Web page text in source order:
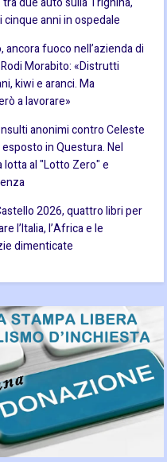
cinque anni in ospedale
ancora fuoco nell’azienda di
Morabito: «Distrutti
kiwi e aranci. Ma
a lavorare»
anonimi contro Celeste
esposto in Questura. Nel
lotta al "Lotto Zero" e
2026, quattro libri per
l’Italia, l’Africa e le
dimenticate